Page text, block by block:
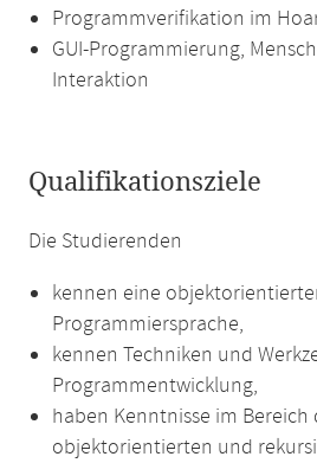
Programmverifikation im
GUI-Programmierung,
Interaktion
Qualifikationsziele
Die Studierenden
kennen eine
Programmiersprache,
kennen Techniken und
Programmentwicklung,
haben Kenntnisse im
objektorientierten und